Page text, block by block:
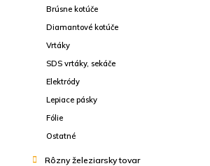
Brúsne kotúče
Diamantové kotúče
Vrtáky
SDS vrtáky, sekáče
Elektródy
Lepiace pásky
Fólie
Ostatné
Rôzny železiarsky tovar